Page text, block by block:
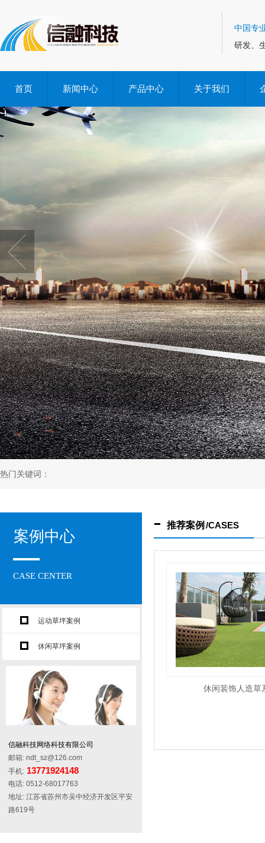
中国专
研发、
首页 新闻中心 产品中心 关于我们
热门关键词：
案例中心
CASE CENTER
运动草坪案例
休闲草坪案例
信融科技网络科技有限公司
邮箱: ndt_sz@126.com
手机: 13771924148
电话: 0512-68017763
地址: 江苏省苏州市吴中经济开发区平安
路619号
推荐案例 /CASES
休闲装饰人造草